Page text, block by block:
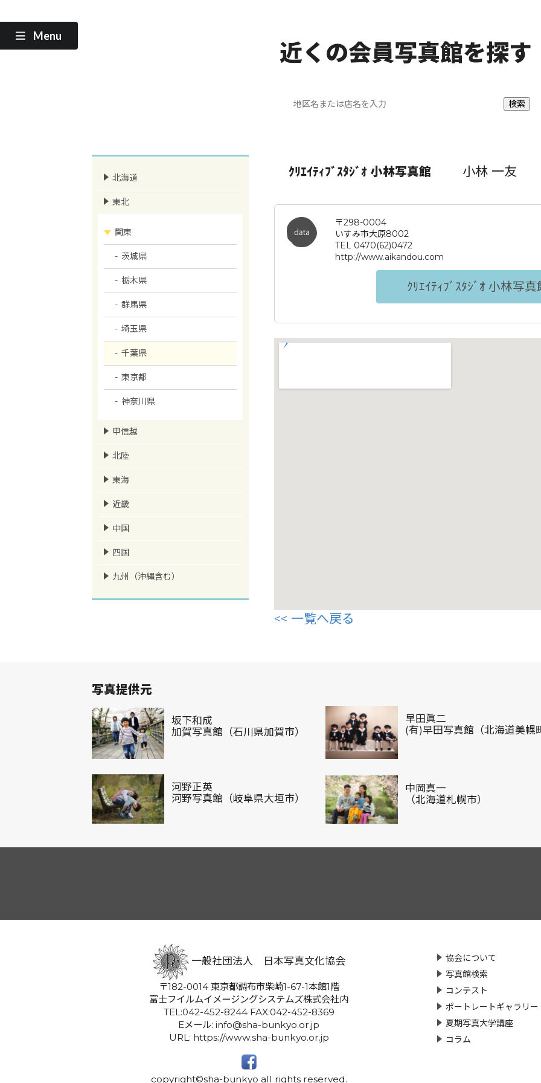
Menu
近くの会員写真館を探す
ｸﾘｴｲﾃｨﾌﾞｽﾀｼﾞｵ 小林写真館 小林 一友
〒298-0004
いすみ市大原8002
TEL 0470(62)0472
http://www.aikandou.com
ｸﾘｴｲﾃｨﾌﾞｽﾀｼﾞｵ 小林写
一覧へ戻る
北海道
東北
関東
茨城県
栃木県
群馬県
埼玉県
千葉県
東京都
神奈川県
甲信越
北陸
東海
近畿
中国
四国
九州（沖縄含む）
写真提供元
坂下和成
加賀写真館（石川県加賀市）
早田眞二
(有)早田写真館（北海道美幌
河野正英
河野写真館（岐阜県大垣市）
中岡真一
（北海道札幌市）
協会について
写真館検索
コンテスト
ポートレートギャラリー
夏期写真大学講座
コラム
一般社団法人 日本写真文化協会
〒182-0014 東京都調布市柴崎1-67-1本館1階
富士フイルムイメージングシステムズ株式会社内
TEL:042-452-8244 FAX:042-452-8369
Eメール: info@sha-bunkyo.or.jp
URL: https://www.sha-bunkyo.or.jp
copyright©sha-bunkyo all rights reserved.